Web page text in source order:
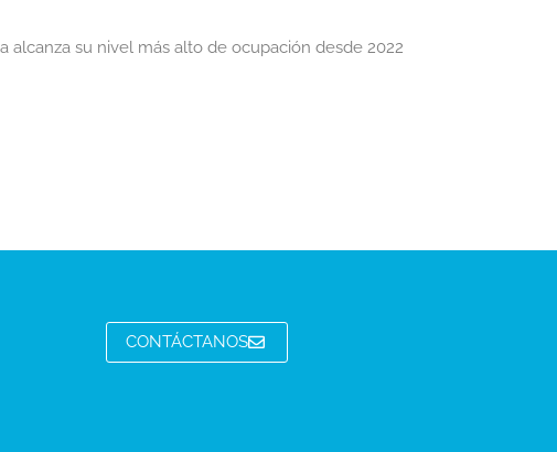
alcanza su nivel más alto de ocupación desde 2022
CONTÁCTANOS